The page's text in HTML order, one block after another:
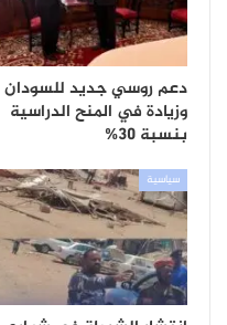
دعم روسي جديد للسودان
وزيادة في المنح الدراسية
بنسبة 30%
سياسية